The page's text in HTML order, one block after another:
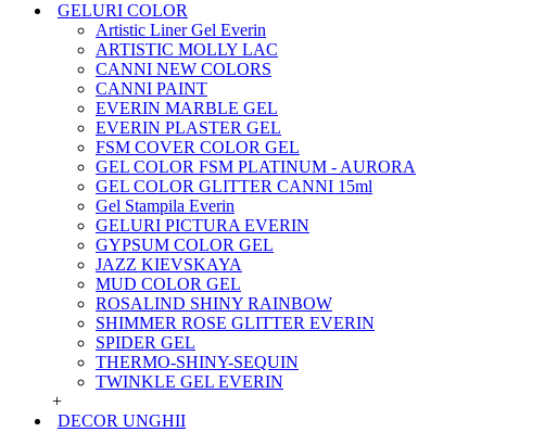
GELURI COLOR
Artistic Liner Gel Everin
ARTISTIC MOLLY LAC
CANNI NEW COLORS
CANNI PAINT
EVERIN MARBLE GEL
EVERIN PLASTER GEL
FSM COVER COLOR GEL
GEL COLOR FSM PLATINUM - AURORA
GEL COLOR GLITTER CANNI 15ml
Gel Stampila Everin
GELURI PICTURA EVERIN
GYPSUM COLOR GEL
JAZZ KIEVSKAYA
MUD COLOR GEL
ROSALIND SHINY RAINBOW
SHIMMER ROSE GLITTER EVERIN
SPIDER GEL
THERMO-SHINY-SEQUIN
TWINKLE GEL EVERIN
+
DECOR UNGHII